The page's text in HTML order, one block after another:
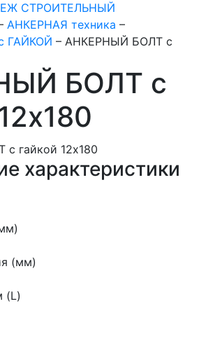
СТРОИТЕЛЬНЫЙ
АНКЕРНАЯ техника –
ГАЙКОЙ – АНКЕРНЫЙ БОЛТ с
БОЛТ с
характеристики
(мм)
(L)